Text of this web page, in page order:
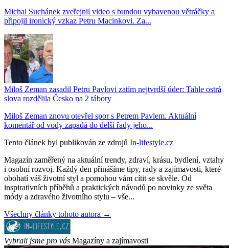
Michal Suchánek zveřejnil video s bundou vybavenou větráčky a
připojil ironický vzkaz Petru Macinkovi. Za...
Miloš Zeman zasadil Petru Pavlovi zatím nejtvrdší úder: Tahle ostrá
slova rozdělila Česko na 2 tábory
Miloš Zeman znovu otevřel spor s Petrem Pavlem. Aktuální
komentář od vody zapadá do delší řady jeho...
Tento článek byl publikován ze zdrojů In-lifestyle.cz
Magazín zaměřený na aktuální trendy, zdraví, krásu, bydlení, vztahy
i osobní rozvoj. Každý den přinášíme tipy, rady a zajímavosti, které
obohatí váš životní styl a pomohou vám cítit se skvěle. Od
inspirativních příběhů a praktických návodů po novinky ze světa
módy a zdravého životního stylu – vše...
Všechny články tohoto autora →
Vybrali jsme pro vás Magazíny a zajímavosti